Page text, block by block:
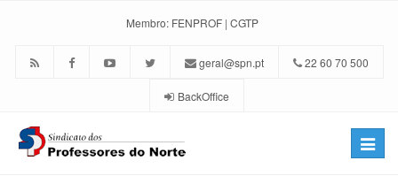
Membro: FENPROF | CGTP
geral@spn.pt 22 60 70 500
BackOffice
Toggle